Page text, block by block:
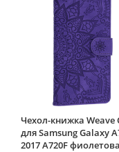
Чехол-книжка Weave
для Samsung Galaxy
2017 A720F